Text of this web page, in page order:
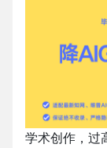
学术创作，过